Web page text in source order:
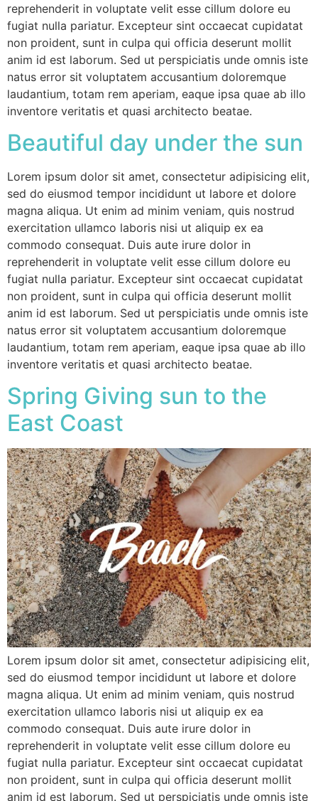
reprehenderit in voluptate velit esse cillum dolore eu
fugiat nulla pariatur. Excepteur sint occaecat cupidatat
non proident, sunt in culpa qui officia deserunt mollit
anim id est laborum. Sed ut perspiciatis unde omnis iste
natus error sit voluptatem accusantium doloremque
laudantium, totam rem aperiam, eaque ipsa quae ab illo
inventore veritatis et quasi architecto beatae.
Beautiful day under the sun
Lorem ipsum dolor sit amet, consectetur adipisicing elit,
sed do eiusmod tempor incididunt ut labore et dolore
magna aliqua. Ut enim ad minim veniam, quis nostrud
exercitation ullamco laboris nisi ut aliquip ex ea
commodo consequat. Duis aute irure dolor in
reprehenderit in voluptate velit esse cillum dolore eu
fugiat nulla pariatur. Excepteur sint occaecat cupidatat
non proident, sunt in culpa qui officia deserunt mollit
anim id est laborum. Sed ut perspiciatis unde omnis iste
natus error sit voluptatem accusantium doloremque
laudantium, totam rem aperiam, eaque ipsa quae ab illo
inventore veritatis et quasi architecto beatae.
Spring Giving sun to the
East Coast
Lorem ipsum dolor sit amet, consectetur adipisicing elit,
sed do eiusmod tempor incididunt ut labore et dolore
magna aliqua. Ut enim ad minim veniam, quis nostrud
exercitation ullamco laboris nisi ut aliquip ex ea
commodo consequat. Duis aute irure dolor in
reprehenderit in voluptate velit esse cillum dolore eu
fugiat nulla pariatur. Excepteur sint occaecat cupidatat
non proident, sunt in culpa qui officia deserunt mollit
anim id est laborum. Sed ut perspiciatis unde omnis iste